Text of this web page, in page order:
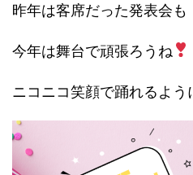
昨年は客席だった発表会も
今年は舞台で頑張ろうね
ニコニコ笑顔で踊れるよう